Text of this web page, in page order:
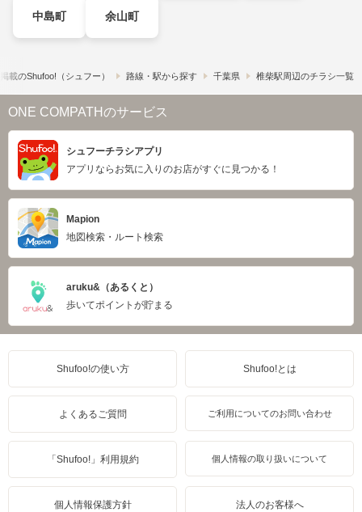
中島町 余山町
載の​Shufoo!​（シュフー） 路線・駅から探す 千葉県 椎柴駅周辺のチラシ一覧
ONE COMPATHのサービス
シュフーチラシアプリ
アプリならお気に入りのお店がすぐに見つかる！
Mapion
地図検索・ルート検索
aruku&（あるくと）
歩いてポイントが貯まる
Shufoo!の使い方 Shufoo!とは
よくあるご質問 ご利用についてのお問い合わせ
「Shufoo!」利用規約 個人情報の取り扱いについて
個人情報保護方針 法人のお客様へ